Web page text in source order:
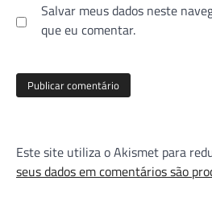
Salvar meus dados neste
que eu comentar.
Este site utiliza o Akismet para
seus dados em comentários são